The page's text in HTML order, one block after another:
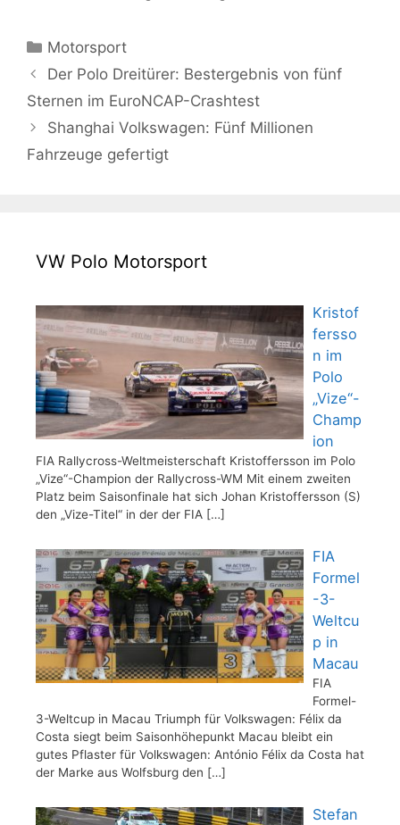
Kategorien
Motorsport
Der Polo Dreitürer: Bestergebnis von fünf
Sternen im EuroNCAP-Crashtest
Shanghai Volkswagen: Fünf Millionen
Fahrzeuge gefertigt
VW Polo Motorsport
Kristof
fersso
n im
Polo
„Vize“-
Champ
ion
FIA Rallycross-Weltmeisterschaft Kristoffersson im Polo
„Vize“-Champion der Rallycross-WM Mit einem zweiten
Platz beim Saisonfinale hat sich Johan Kristoffersson (S)
den „Vize-Titel“ in der der FIA […]
FIA
Formel
-3-
Weltcu
p in
Macau
FIA
Formel-
3-Weltcup in Macau Triumph für Volkswagen: Félix da
Costa siegt beim Saisonhöhepunkt Macau bleibt ein
gutes Pflaster für Volkswagen: António Félix da Costa hat
der Marke aus Wolfsburg den […]
Stefan